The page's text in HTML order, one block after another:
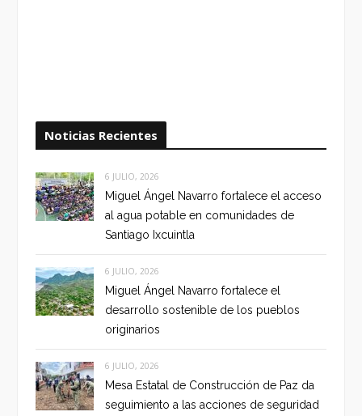
Noticias Recientes
6 JULIO, 2026
Miguel Ángel Navarro fortalece el acceso
al agua potable en comunidades de
Santiago Ixcuintla
6 JULIO, 2026
Miguel Ángel Navarro fortalece el
desarrollo sostenible de los pueblos
originarios
6 JULIO, 2026
Mesa Estatal de Construcción de Paz da
seguimiento a las acciones de seguridad